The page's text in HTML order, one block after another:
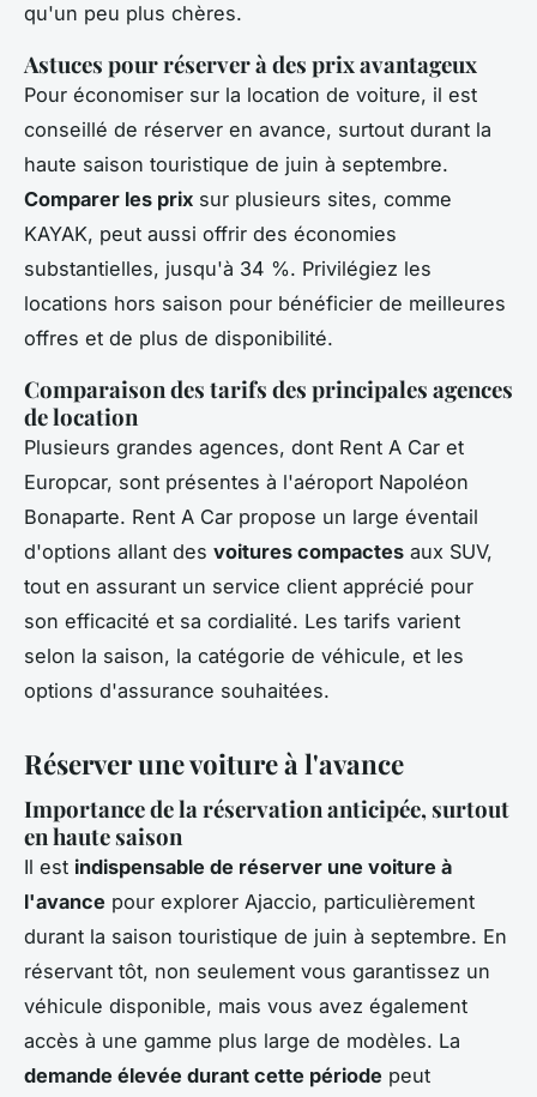
qu'un peu plus chères.
Astuces pour réserver à des prix avantageux
Pour économiser sur la location de voiture, il est
conseillé de réserver en avance, surtout durant la
haute saison touristique de juin à septembre.
Comparer les prix sur plusieurs sites, comme
KAYAK, peut aussi offrir des économies
substantielles, jusqu'à 34 %. Privilégiez les
locations hors saison pour bénéficier de meilleures
offres et de plus de disponibilité.
Comparaison des tarifs des principales agences
de location
Plusieurs grandes agences, dont Rent A Car et
Europcar, sont présentes à l'aéroport Napoléon
Bonaparte. Rent A Car propose un large éventail
d'options allant des voitures compactes aux SUV,
tout en assurant un service client apprécié pour
son efficacité et sa cordialité. Les tarifs varient
selon la saison, la catégorie de véhicule, et les
options d'assurance souhaitées.
Réserver une voiture à l'avance
Importance de la réservation anticipée, surtout
en haute saison
Il est indispensable de réserver une voiture à
l'avance pour explorer Ajaccio, particulièrement
durant la saison touristique de juin à septembre. En
réservant tôt, non seulement vous garantissez un
véhicule disponible, mais vous avez également
accès à une gamme plus large de modèles. La
demande élevée durant cette période peut